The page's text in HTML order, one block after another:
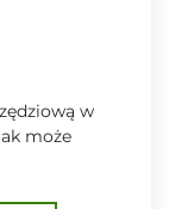
w
może